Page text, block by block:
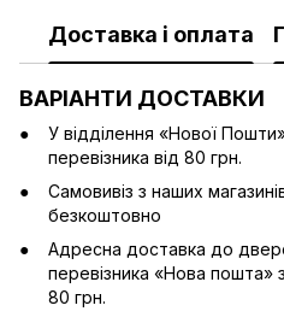
Доставка і оплата
ВАРІАНТИ ДОСТАВКИ
У відділення «Нової
перевізника від 80 грн.
Cамовивіз з наших
безкоштовно
Адресна доставка до
перевізника «Нова пошта»
80 грн.